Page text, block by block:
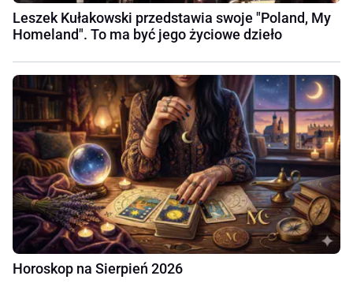
Leszek Kułakowski przedstawia swoje "Poland, My
Homeland". To ma być jego życiowe dzieło
Horoskop na Sierpień 2026